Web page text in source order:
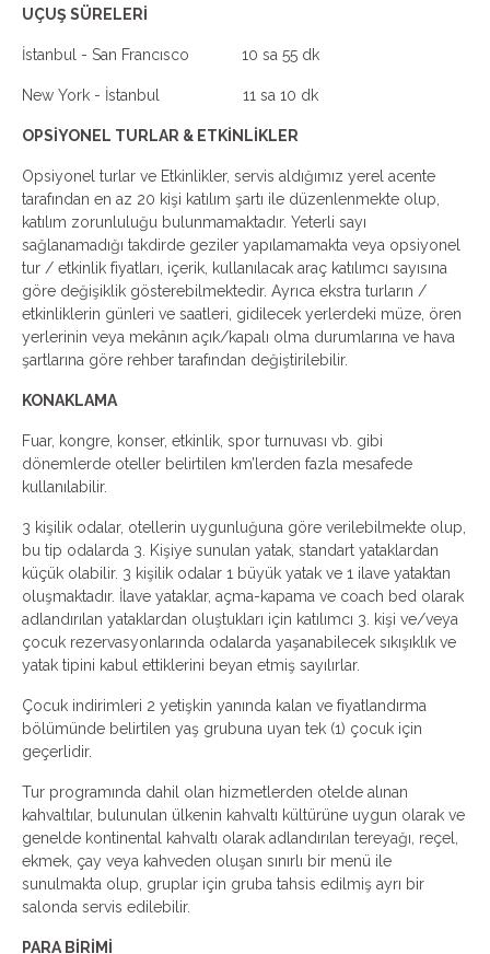
UÇUŞ SÜRELERİ
İstanbul - San Francısco 10 sa 55 dk
New York - İstanbul 11 sa 10 dk
OPSİYONEL TURLAR & ETKİNLİKLER
Opsiyonel turlar ve Etkinlikler, servis aldığımız yerel acente
tarafından en az 20 kişi katılım şartı ile düzenlenmekte olup,
katılım zorunluluğu bulunmamaktadır. Yeterli sayı
sağlanamadığı takdirde geziler yapılamamakta veya opsiyonel
tur / etkinlik fiyatları, içerik, kullanılacak araç katılımcı sayısına
göre değişiklik gösterebilmektedir. Ayrıca ekstra turların /
etkinliklerin günleri ve saatleri, gidilecek yerlerdeki müze, ören
yerlerinin veya mekânın açık/kapalı olma durumlarına ve hava
şartlarına göre rehber tarafından değiştirilebilir.
KONAKLAMA
Fuar, kongre, konser, etkinlik, spor turnuvası vb. gibi
dönemlerde oteller belirtilen km’lerden fazla mesafede
kullanılabilir.
3 kişilik odalar, otellerin uygunluğuna göre verilebilmekte olup,
bu tip odalarda 3. Kişiye sunulan yatak, standart yataklardan
küçük olabilir. 3 kişilik odalar 1 büyük yatak ve 1 ilave yataktan
oluşmaktadır. İlave yataklar, açma-kapama ve coach bed olarak
adlandırılan yataklardan oluştukları için katılımcı 3. kişi ve/veya
çocuk rezervasyonlarında odalarda yaşanabilecek sıkışıklık ve
yatak tipini kabul ettiklerini beyan etmiş sayılırlar.
Çocuk indirimleri 2 yetişkin yanında kalan ve fiyatlandırma
bölümünde belirtilen yaş grubuna uyan tek (1) çocuk için
geçerlidir.
Tur programında dahil olan hizmetlerden otelde alınan
kahvaltılar, bulunulan ülkenin kahvaltı kültürüne uygun olarak ve
genelde kontinental kahvaltı olarak adlandırılan tereyağı, reçel,
ekmek, çay veya kahveden oluşan sınırlı bir menü ile
sunulmakta olup, gruplar için gruba tahsis edilmiş ayrı bir
salonda servis edilebilir.
PARA BİRİMİ